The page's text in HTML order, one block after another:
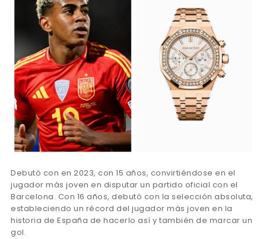
Debutó con en 2023, con 15 años, convirtiéndose en el
jugador más joven en disputar un partido oficial con el
Barcelona. Con 16 años, debutó con la selección absoluta,
estableciendo un récord del jugador más joven en la
historia de España de hacerlo así y también de marcar un
gol.